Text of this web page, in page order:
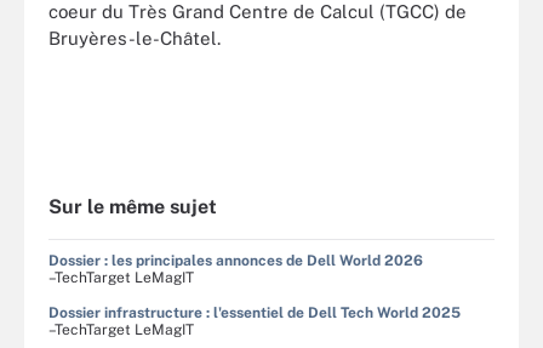
coeur du Très Grand Centre de Calcul (TGCC) de
Bruyères-le-Châtel.
Sur le même sujet
Dossier : les principales annonces de Dell World 2026
–TechTarget LeMagIT
Dossier infrastructure : l'essentiel de Dell Tech World 2025
–TechTarget LeMagIT